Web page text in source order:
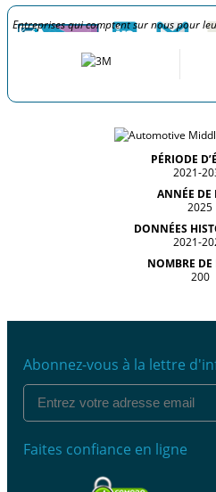
Entreprises qui comptent sur nous pour
PÉRIODE
2021-
ANNÉE DE
2025
DONNÉES
2021-
NOMBRE DE
200
Abonnez-vous à la lettre
Faites confiance en ligne